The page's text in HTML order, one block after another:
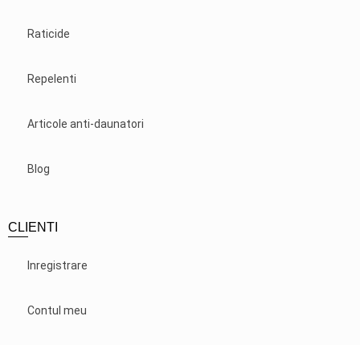
Raticide
Repelenti
Articole anti-daunatori
Blog
CLIENTI
Inregistrare
Contul meu